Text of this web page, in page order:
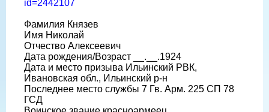
id=2442107
Фамилия Князев
Имя Николай
Отчество Алексеевич
Дата рождения/Возраст __.__.1924
Дата и место призыва Ильинский РВК,
Ивановская обл., Ильинский р-н
Последнее место службы 7 Гв. Арм. 225 СП 78
ГСД